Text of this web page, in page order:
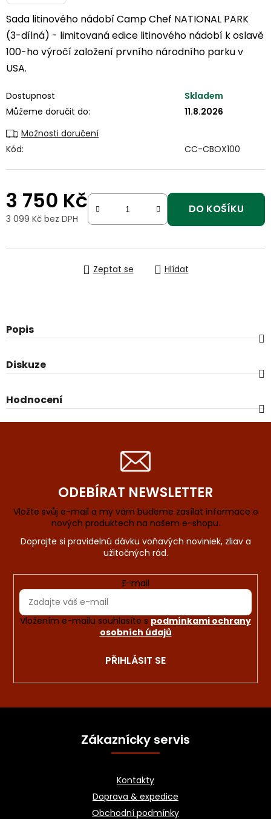
Sada litinového nádobí Camp Chef NATIONAL PARK
(3-dílná) - limitovaná edice litinového nádobí k oslavě
100-ho výročí založení prvního národního parku v
USA.
Dostupnost
Skladem
Můžeme doručit do:
11.8.2026
Možnosti doručení
Kód:
CC-CBOX100
3 750 Kč
3 099 Kč bez DPH
DO KOŠÍKU
Zeptat se Hlídat
Popis
Diskuze
Hodnocení
ODEBÍRAT NEWSLETTER
Vložte svůj e-mail a my vám budeme zasílat informace o
nových produktech na našem e-shopu.
E-mail
Vložením e-mailu souhlasíte s podmínkami ochrany
osobních údajů
PŘIHLÁSIT SE
Zákaznícky servis
Kontakty
Doprava & expedice
Obchodní podmínky